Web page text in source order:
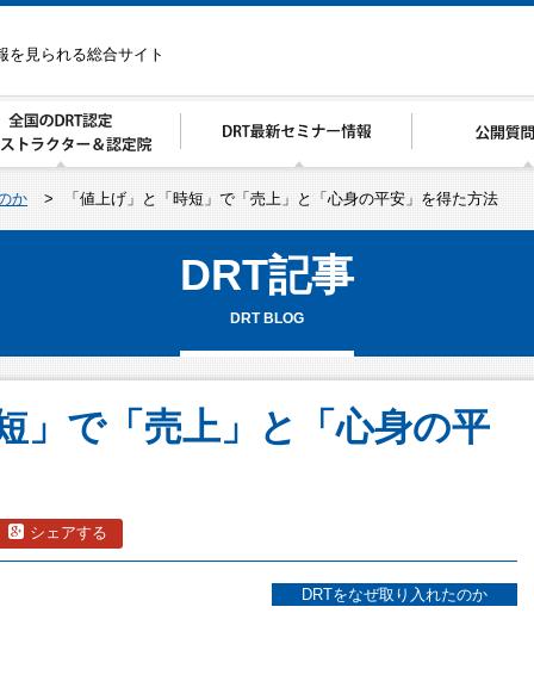
を見られる総合サイト
か > 「値上げ」と「時短」で「売上」と「心身の平安」を得た方法
DRT記事
DRT BLOG
」で「売上」と「心身の平
シェアする
DRTをなぜ取り入れたのか